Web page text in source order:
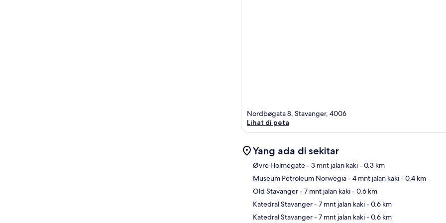
Nordbøgata 8, Stavanger, 4006
Lihat di peta
Yang ada di sekitar
Øvre Holmegate- 3 mnt jalan kaki- 0.3 km
Museum Petroleum Norwegia- 4 mnt jalan kaki- 0.4 km
Old Stavanger- 7 mnt jalan kaki- 0.6 km
Katedral Stavanger- 7 mnt jalan kaki- 0.6 km
Katedral Stavanger- 7 mnt jalan kaki- 0.6 km